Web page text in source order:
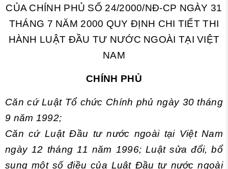
CỦA CHÍNH PHỦ SỐ 24/2000/NĐ-CP NGÀY 31
THÁNG 7 NĂM 2000 QUY ĐỊNH CHI TIẾT THI
HÀNH LUẬT ĐẦU TƯ NƯỚC NGOÀI TẠI VIỆT
NAM
CHÍNH PHỦ
Căn cứ Luật Tổ chức Chính phủ ngày 30 tháng
9 năm 1992;
Căn cứ Luật Đầu tư nước ngoài tại Việt Nam
ngày 12 tháng 11 năm 1996; Luật sửa đổi, bổ
sung một số điều của Luật Đầu tư nước ngoài